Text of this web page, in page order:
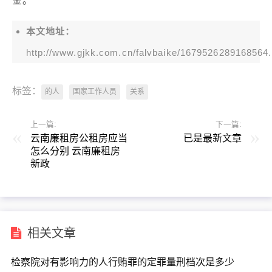
本文地址：
http://www.gjkk.com.cn/falvbaike/
标签： 的人 国家工作人员 关系
上一篇:
云南廉租房公租房应当
怎么分别 云南廉租房
新政
下一篇:
已是最新文章
相关文章
检察院对有影响力的人行贿罪的定罪量刑档次是多少